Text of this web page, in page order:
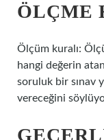
ÖLÇME
Ölçüm kuralı:
hangi değerin
soruluk bir sınav
vereceğini